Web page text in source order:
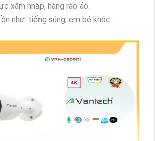
xâm nhập, hàng rào ảo.
như: tiếng súng, em bé khóc…